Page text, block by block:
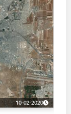
10-02-2020